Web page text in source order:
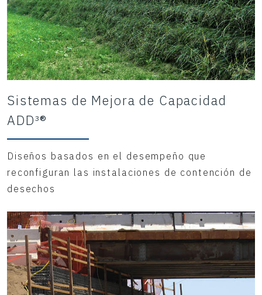
Sistemas de Mejora de Capacidad
ADD³®
Diseños basados en el desempeño que
reconfiguran las instalaciones de contención de
desechos